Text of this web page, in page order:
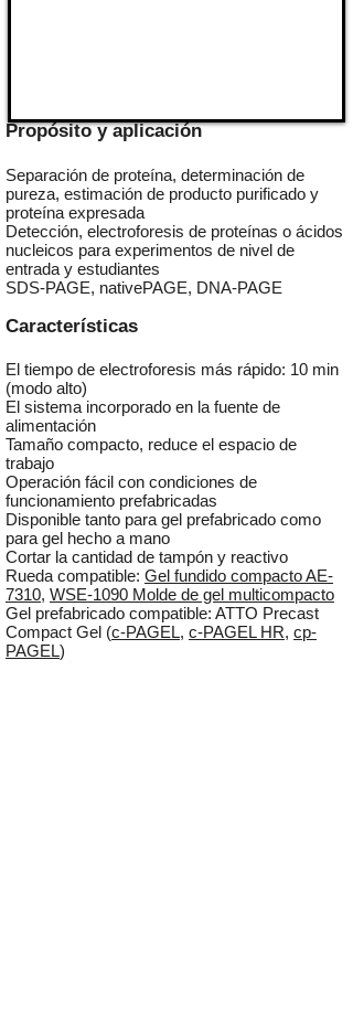
Propósito y aplicación
Separación de proteína, determinación de
pureza, estimación de producto purificado y
proteína expresada
Detección, electroforesis de proteínas o ácidos
nucleicos para experimentos de nivel de
entrada y estudiantes
SDS-PAGE, nativePAGE, DNA-PAGE
Características
El tiempo de electroforesis más rápido: 10 min
(modo alto)
El sistema incorporado en la fuente de
alimentación
Tamaño compacto, reduce el espacio de
trabajo
Operación fácil con condiciones de
funcionamiento prefabricadas
Disponible tanto para gel prefabricado como
para gel hecho a mano
Cortar la cantidad de tampón y reactivo
Rueda compatible: Gel fundido compacto AE-
7310, WSE-1090 Molde de gel multicompacto
Gel prefabricado compatible: ATTO Precast
Compact Gel (c-PAGEL, c-PAGEL HR, cp-
PAGEL)